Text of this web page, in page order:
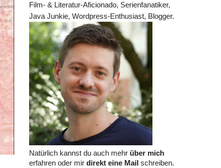
Film- & Literatur-Aficionado, Serienfanatiker,
Java Junkie, Wordpress-Enthusiast, Blogger.
Natürlich kannst du auch mehr über mich
erfahren oder mirdirekt eine Mail schreiben.